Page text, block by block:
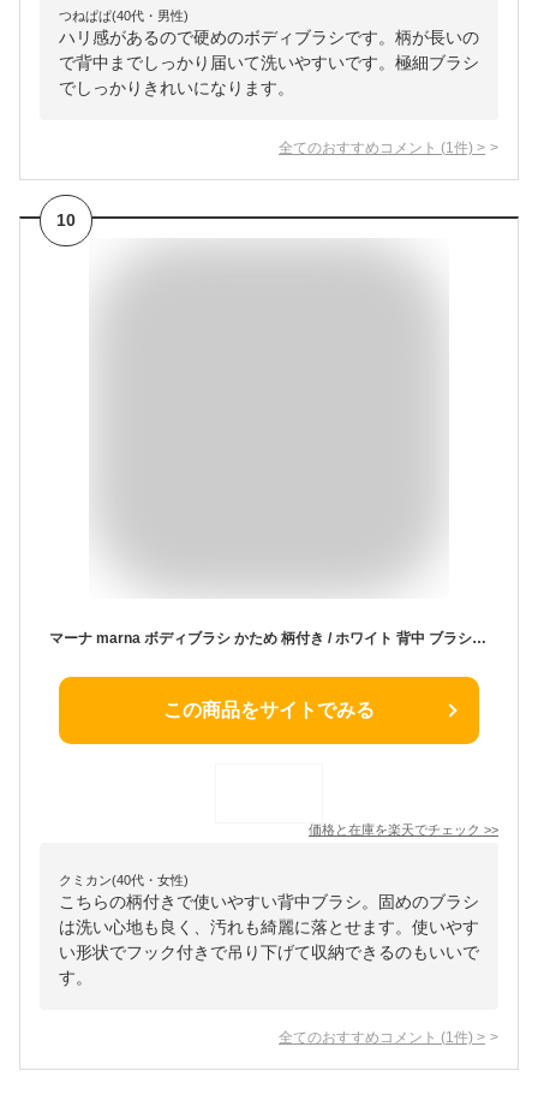
つねぱぱ(40代・男性)
ハリ感があるので硬めのボディブラシです。柄が長いの
で背中までしっかり届いて洗いやすいです。極細ブラシ
でしっかりきれいになります。
全てのおすすめコメント (1 件) >
10
マーナ marna ボディブラシ かため 柄付き / ホワイト 背中 ブラシ 背中洗い ロングサイズ ボディーブラシ 長柄 B714W
この商品をサイトでみる
価格と在庫を楽天でチェック >>
クミカン(40代・女性)
こちらの柄付きで使いやすい背中ブラシ。固めのブラシ
は洗い心地も良く、汚れも綺麗に落とせます。使いやす
い形状でフック付きで吊り下げて収納できるのもいいで
す。
全てのおすすめコメント (1 件) >